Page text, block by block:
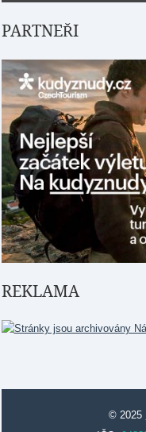
PARTNEŘI
REKLAMA
© 2025